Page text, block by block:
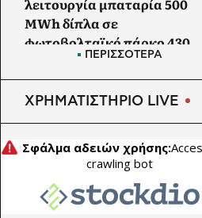
MWh δίπλα σε
φωτοβολταϊκό πάρκο 430
επιζωοτίες - 12,5 εκατ. ευρώ
επί πλέον στις 13
Περιφέρειες για μέτρα
βιοασφάλειας
ΠΕΡΙΣΣΟΤΕΡΑ
ΧΡΗΜΑΤΙΣΤΗΡΙΟ LIVE